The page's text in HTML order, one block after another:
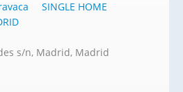
SINGLE HOME
s/n, Madrid, Madrid